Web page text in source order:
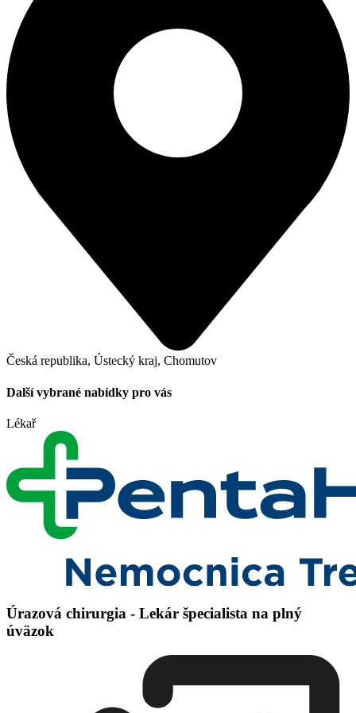
Česká republika, Ústecký kraj, Chomutov
Další vybrané nabídky pro vás
Lékař
Úrazová chirurgia - Lekár špecialista na plný
úväzok